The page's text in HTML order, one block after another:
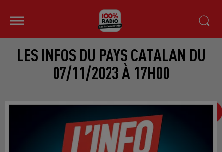
LES INFOS DU PAYS CATALAN DU
07/11/2023 À 17H00